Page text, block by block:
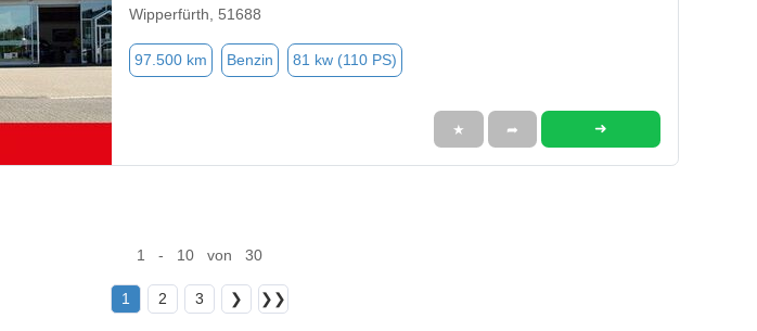
Wipperfürth, 51688
97.500 km Benzin 81 kw (110 PS)
★ ➦ ➜
1 - 10 von 30
1 2 3 ❯ ❯❯